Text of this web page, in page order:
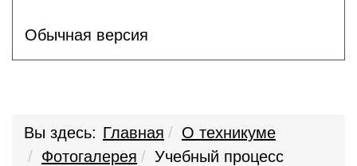
Обычная версия
Вы здесь: Главная
О техникуме
Фотогалерея
Учебный процесс